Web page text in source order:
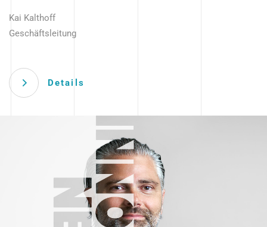
Kai Kalthoff
Geschäftsleitung
Details